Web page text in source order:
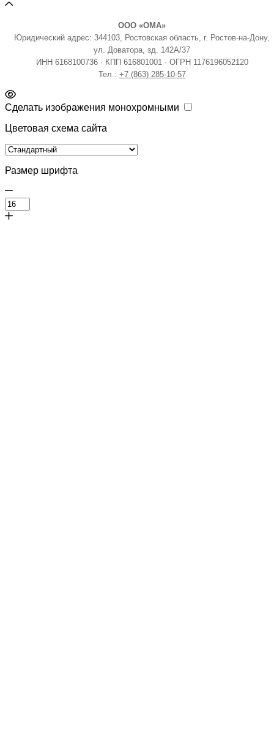
ООО «ОМА»
Юридический адрес: 344103, Ростовская область, г. Ростов-на-Дону,
ул. Доватора, зд. 142А/37
ИНН 6168100736 · КПП 616801001 · ОГРН 1176196052120
Тел.: +7 (863) 285-10-57
Сделать изображения монохромными
Цветовая схема сайта
Размер шрифта